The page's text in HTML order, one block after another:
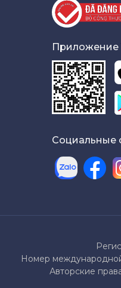
Приложение
Социальные
Номер международной
Авторские